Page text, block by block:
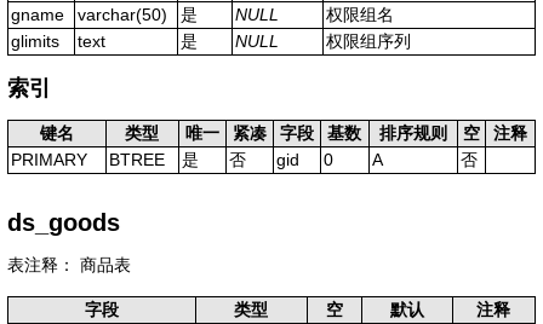
gname
varchar(50) 是 NULL
权限组名
glimits
text 是 NULL 权限组序列
索引
键名 类型 唯一 紧凑 字段 基数 排序规则 空
注释
PRIMARY
BTREE 是 否 gid 0 A 否
ds_goods
表注释： 商品表
字段 类型 空 默认
注释